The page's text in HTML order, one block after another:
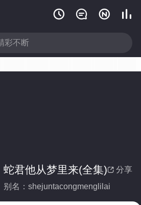
   
 分享
蛇君他从梦里来(全集)
别名：shejuntacongmenglilai